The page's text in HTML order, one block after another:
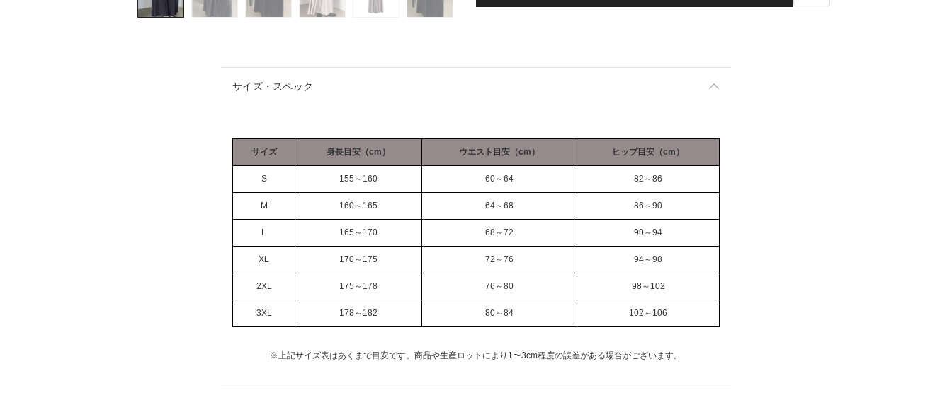
サイズ・スペック
サイズ 身長目安（cm） ウエスト目安（cm） ヒップ目安（cm）
S 155～160 60～64 82～86
M 160～165 64～68 86～90
L 165～170 68～72 90～94
XL 170～175 72～76 94～98
2XL 175～178 76～80 98～102
3XL 178～182 80～84 102～106
※上記サイズ表はあくまで目安です。商品や生産ロットにより1〜3cm程度の誤差がある場合がございます。